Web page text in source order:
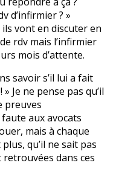
d’infirmier ? »
vont en discuter en
rdv mais l’infirmier
mois d’attente.
savoir s’il lui a fait
Je ne pense pas qu’il
preuves
aux avocats
mais à chaque
qu’il ne sait pas
dans ces